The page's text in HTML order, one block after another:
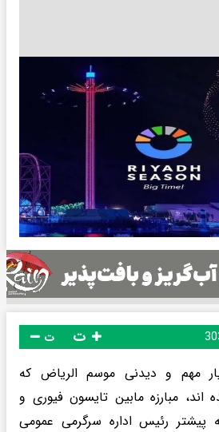
ت
مهم و دیدنی موسم الریاض که
اند، مبارزه مابین تایسون فیوری و
پیشتر رئیس اداره سرگرمی عمومی